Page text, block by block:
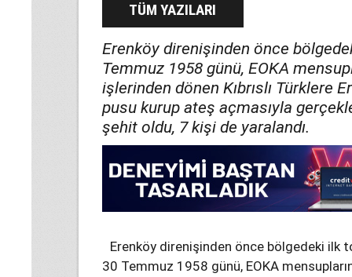
TÜM YAZILARI
Erenköy direnişinden önce
Temmuz 1958 günü, EOKA
işlerinden dönen Kıbrıslı Türklere
pusu kurup ateş açmasıyla
şehit oldu, 7 kişi de yaralandı.
Erenköy direnişinden önce bölgedeki ilk
30 Temmuz 1958 günü, EOKA